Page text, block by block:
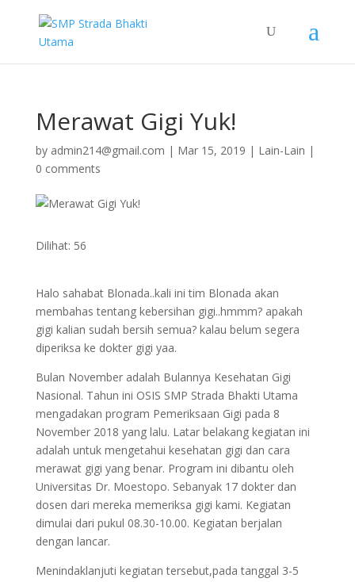
Merawat Gigi Yuk!
by admin214@gmail.com | Mar 15, 2019 | Lain-Lain |
0 comments
Dilihat: 56
Halo sahabat Blonada..kali ini tim Blonada akan
membahas tentang kebersihan gigi..hmmm? apakah
gigi kalian sudah bersih semua? kalau belum segera
diperiksa ke dokter gigi yaa.
Bulan November adalah Bulannya Kesehatan Gigi
Nasional. Tahun ini OSIS SMP Strada Bhakti Utama
mengadakan program Pemeriksaan Gigi pada 8
November 2018 yang lalu. Latar belakang kegiatan ini
adalah untuk mengetahui kesehatan gigi dan cara
merawat gigi yang benar. Program ini dibantu oleh
Universitas Dr. Moestopo. Sebanyak 17 dokter dan
dosen dari mereka memeriksa gigi kami. Kegiatan
dimulai dari pukul 08.30-10.00. Kegiatan berjalan
dengan lancar.
Menindaklanjuti kegiatan tersebut,pada tanggal 3-5